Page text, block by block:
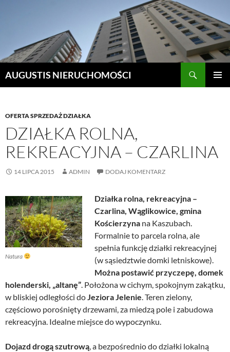
AUGUSTIS NIERUCHOMOŚCI
OFERTA SPRZEDAŻ DZIAŁKA
DZIAŁKA ROLNA,
REKREACYJNA – CZARLINA
14 LIPCA 2015 ADMIN DODAJ KOMENTARZ
Natura
Działka rolna, rekreacyjna –
Czarlina, Wąglikowice, gmina
Kościerzyna na Kaszubach.
Formalnie to parcela rolna, ale
spełnia funkcję działki rekreacyjnej
(w sąsiedztwie domki letniskowe).
Można postawić przyczepę, domek
holenderski, „altanę”. Położona w cichym, spokojnym zakątku,
w bliskiej odległości doJeziora Jelenie. Teren zielony,
częściowo porośnięty drzewami, za miedzą pole i zabudowa
rekreacyjna. Idealne miejsce do wypoczynku.
Dojazd drogą szutrową, a bezpośrednio do działki lokalną